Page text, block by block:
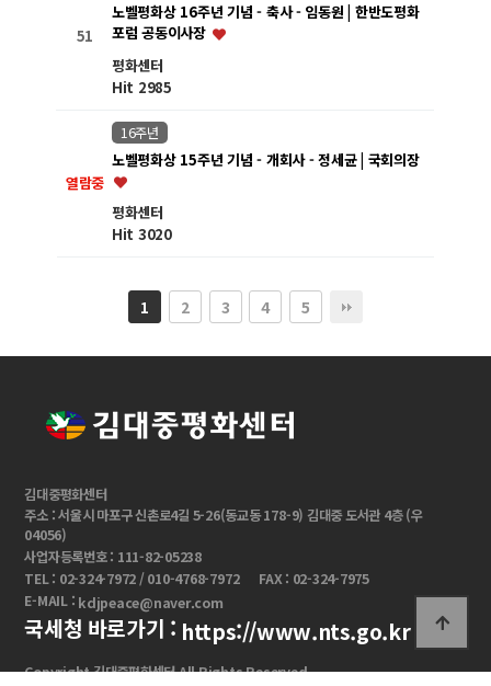
51
노벨평화상 16주년 기념 - 축사 - 임동원 | 한반도평화
포럼 공동이사장
평화센터
Hit 2985
열람중
16주년
노벨평화상 15주년 기념 - 개회사 - 정세균 | 국회의장
평화센터
Hit 3020
1 2 3 4 5
김대중평화센터
주소 : 서울시 마포구 신촌로4길 5-26(동교동 178-9) 김대중 도서관 4층 (우
04056)
사업자등록번호 : 111-82-05238
TEL : 02-324-7972 / 010-4768-7972
FAX : 02-324-7975
E-MAIL : kdjpeace@naver.com
국세청 바로가기 : https://www.nts.go.kr
Copyright 김대중평화센터 All Rights Reserved.